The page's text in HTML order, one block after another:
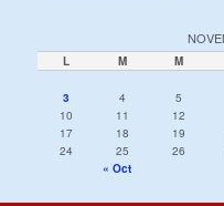
L M M
3
4 5
10
11 12
17
18 19
24
25 26
« Oct